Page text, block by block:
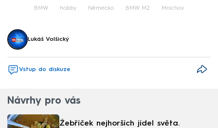
BMW hobby Německo BMW M2 Mnichov
Lukáš Volšický
Vstup do diskuze
Návrhy pro vás
Žebříček nejhorších jídel světa.